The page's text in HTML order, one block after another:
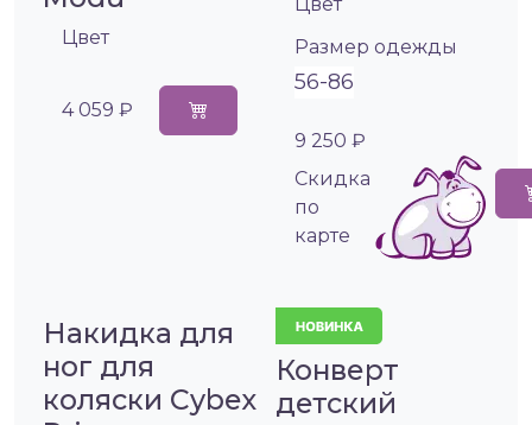
Цвет
4 059 ₽
Цвет
Размер одежды
56-86
9 250 ₽
Cкидка
по
карте
Накидка для
ног для
коляски Cybex
Конверт
детский